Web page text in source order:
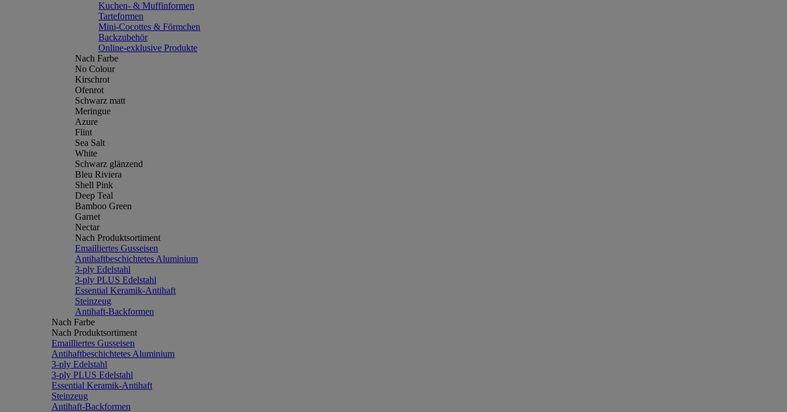
Kuchen- & Muffinformen
Tarteformen
Mini-Cocottes & Förmchen
Backzubehör
Online-exklusive Produkte
Nach Farbe
No Colour
Kirschrot
Ofenrot
Schwarz matt
Meringue
Azure
Flint
Sea Salt
White
Schwarz glänzend
Bleu Riviera
Shell Pink
Deep Teal
Bamboo Green
Garnet
Nectar
Nach Produktsortiment
Emailliertes Gusseisen
Antihaftbeschichtetes Aluminium
3-ply Edelstahl
3-ply PLUS Edelstahl
Essential Keramik-Antihaft
Steinzeug
Antihaft-Backformen
Nach Farbe
Nach Produktsortiment
Emailliertes Gusseisen
Antihaftbeschichtetes Aluminium
3-ply Edelstahl
3-ply PLUS Edelstahl
Essential Keramik-Antihaft
Steinzeug
Antihaft-Backformen